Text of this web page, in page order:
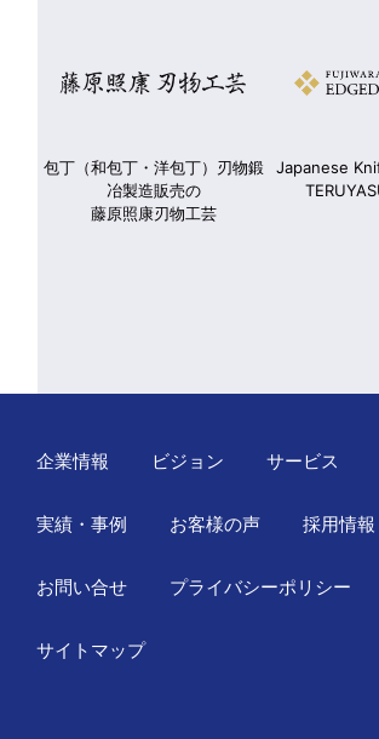
Knife Manufacturer
TERUYASU FUJIWARA
ダイビングライセンス
ら
東京三鷹のザ・ダイブ
企業情報 ビジョン サービス
実績・事例 お客様の声 採用情報
お問い合せ プライバシーポリシー
サイトマップ